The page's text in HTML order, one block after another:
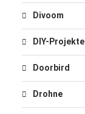
Divoom
DIY-Projekte
Doorbird
Drohne